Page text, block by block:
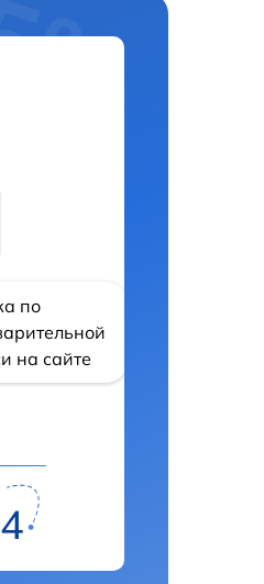
по
на сайте